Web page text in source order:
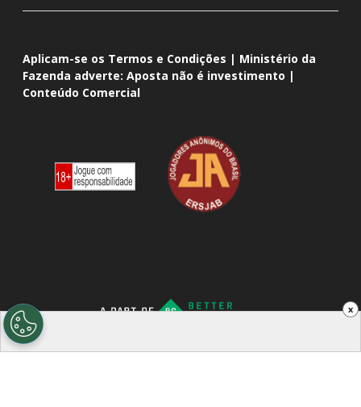
x
Aplicam-se os Termos e Condições | Ministério da
Fazenda adverte: Aposta não é investimento |
Conteúdo Comercial